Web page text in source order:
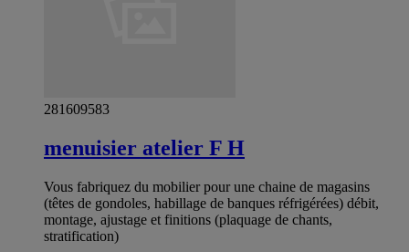
281609583
menuisier atelier F H
Vous fabriquez du mobilier pour une chaine de magasins
(têtes de gondoles, habillage de banques réfrigérées) débit,
montage, ajustage et finitions (plaquage de chants,
stratification)